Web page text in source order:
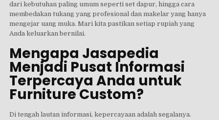
dari kebutuhan paling umum seperti set dapur, hingga cara
membedakan tukang yang profesional dan makelar yang hanya
mengejar uang muka. Mari kita pastikan setiap rupiah yang
Anda keluarkan bernilai.
Mengapa Jasapedia
Menjadi Pusat Informasi
Terpercaya Anda untuk
Furniture Custom?
Di tengah lautan informasi, kepercayaan adalah segalanya.